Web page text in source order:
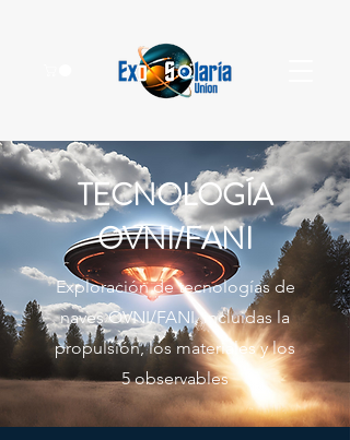
TECNOLOGÍA
OVNI/FANI
Exploración de tecnologías de
naves OVNI/FANI, incluidas la
propulsión, los materiales y los
5 observables